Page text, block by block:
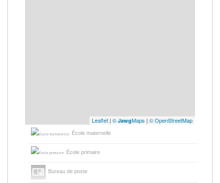
Leaflet | © JawgMaps | © OpenStreetMap
École maternelle
École primaire
Bureau de poste